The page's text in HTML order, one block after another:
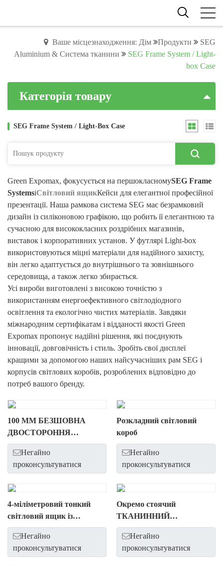
Ваше місцезнаходження: Дім Продукти
SEG
Aluminium & Система тканини
SEG Frame System / Light-
box Case
Категорія товару
SEG Frame System / Light-Box Case
Green Expomax, фокусується на першокласномуSEG Frame
SystemsіСвітловий ящикКейси для елегантної професійної
презентації. Наша рамкова система SEG має безрамковий
дизайн із силіконовою графікою, що робить її елегантною та
сучасною для висококласних роздрібних магазинів,
виставок і корпоративних установ. У футлярі Light-box
використовуються міцні матеріали для надійного захисту,
він легко адаптується до внутрішнього та зовнішнього
середовища, а також легко збирається.
Усі вироби виготовлені з високою точністю з
використанням енергоефективного світлодіодного
освітлення та екологічно чистих матеріалів. Завдяки
міжнародним сертифікатам і відданості якості Green
Expomax пропонує надійні рішення, які поєднують
інновації, довговічність і стиль. Зробіть свої дисплеї
кращими за допомогою наших найсучасніших рам SEG і
корпусів світлових коробів, розроблених відповідно до
потреб вашого бренду.
100 ММ БЕЗШОВНА
ДВОСТОРОННЯ
СВІТЛОВА КОРОБКА ЗІ
СВІТЛОВОЮ
СТРІЖКОЮ ВИСОКОЇ
Негайно
проконсультуватися
Розкладний світловий
короб
Негайно
проконсультуватися
4-міліметровий тонкий
світловий ящик із
підсвічуванням
Негайно
проконсультуватися
Окремо стоячий
ТКАНИННИЙ
СВІТЛОВИЙ БОКС
ВИСОКОЇ ЯКОСТІ
Негайно
проконсультуватися